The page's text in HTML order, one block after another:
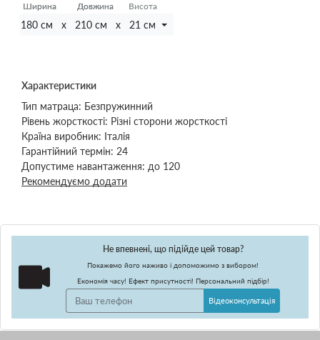
Ширина Довжина
Ширина Довжина Висота
180 см x 210 см x 21 см
Характеристики
Тип матраца: Безпружинний
Рівень жорсткості: Різні сторони жорсткості
Країна виробник: Італія
Гарантійний термін: 24
Допустиме навантаження: до 120
Рекомендуємо додати
Не впевнені, що підійде цей товар?
Покажемо його наживо і допоможимо з вибором!
Економія часу! Ефект присутності! Персональний підбір!
Відеоконсультація